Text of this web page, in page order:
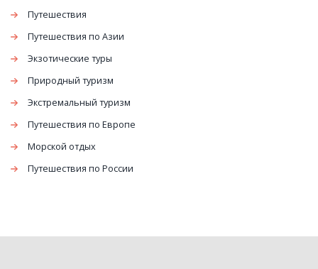
Путешествия
Путешествия по Азии
Экзотические туры
Природный туризм
Экстремальный туризм
Путешествия по Европе
Морской отдых
Путешествия по России